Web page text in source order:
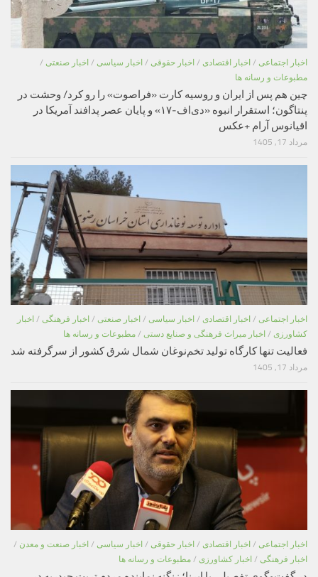
اخبار اجتماعی / اخبار اقتصادی / اخبار حقوقی / اخبار سیاسی / اخبار صنعتی /
مطبوعات و رسانه ها
چین هم پس از ایران و روسیه کارت «فراصوت» را رو کرد/ وحشت در
پنتاگون؛ استقرار انبوه «دی‌اف‑۱۷» و پایان عصر پدافند آمریکا در
اقیانوس آرام +عکس
مرداد 17, 1405
اخبار اجتماعی / اخبار اقتصادی / اخبار سیاسی / اخبار صنعتی / اخبار فرهنگی / اخبار
کشاورزی / اخبار میراث فرهنگی و صنایع دستی / مطبوعات و رسانه ها
فعالیت تنها کارگاه تولید تخم‌نوغان شمال شرق کشور از سرگرفته شد
مرداد 17, 1405
اخبار اجتماعی / اخبار اقتصادی / اخبار حقوقی / اخبار سیاسی / اخبار صنعت و معدن /
اخبار فرهنگی / اخبار کشاورزی / مطبوعات و رسانه ها